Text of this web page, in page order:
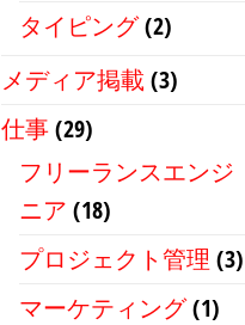
タイピング(2)
メディア掲載 (3)
仕事(29)
フリーランスエンジ
ニア (18)
プロジェクト管理 (3)
マーケティング(1)